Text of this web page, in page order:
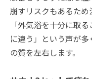
崩すリスクもあるた
「外気浴を十分に取
に違う」という声が
の質を左右します。